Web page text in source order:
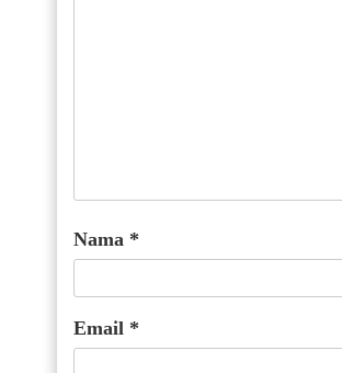
Nama *
Email *